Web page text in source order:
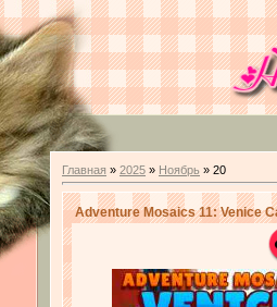
Главная » 2025 » Ноябрь » 20
Adventure Mosaics 11: Venice